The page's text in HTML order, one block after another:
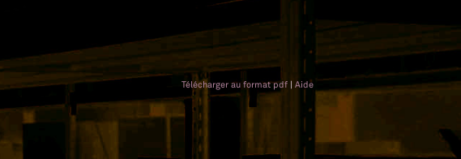
Télécharger au format pdf | Aide